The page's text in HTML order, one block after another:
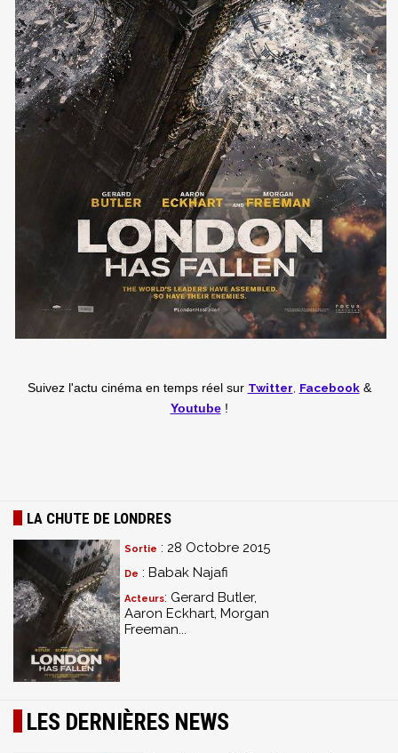
Suivez l'actu cinéma en temps réel sur Twitter Facebook&
Youtube!
LA CHUTE DE LONDRES
Sortie : 28 Octobre 2015
De : Babak Najafi
Acteurs: Gerard Butler,
Aaron Eckhart, Morgan
Freeman...
LES DERNIÈRES NEWS